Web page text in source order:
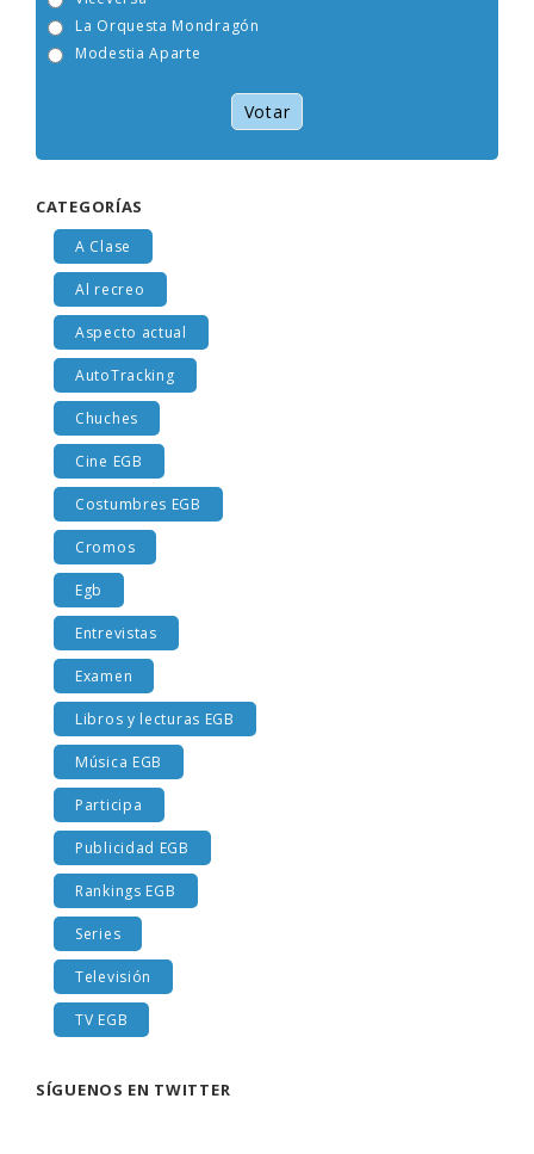
La Orquesta Mondragón
Modestia Aparte
Votar
A Clase
Al recreo
Aspecto actual
AutoTracking
Chuches
Cine EGB
Costumbres EGB
Cromos
Egb
Entrevistas
Examen
Libros y lecturas EGB
Música EGB
Participa
Publicidad EGB
Rankings EGB
Series
Televisión
TV EGB